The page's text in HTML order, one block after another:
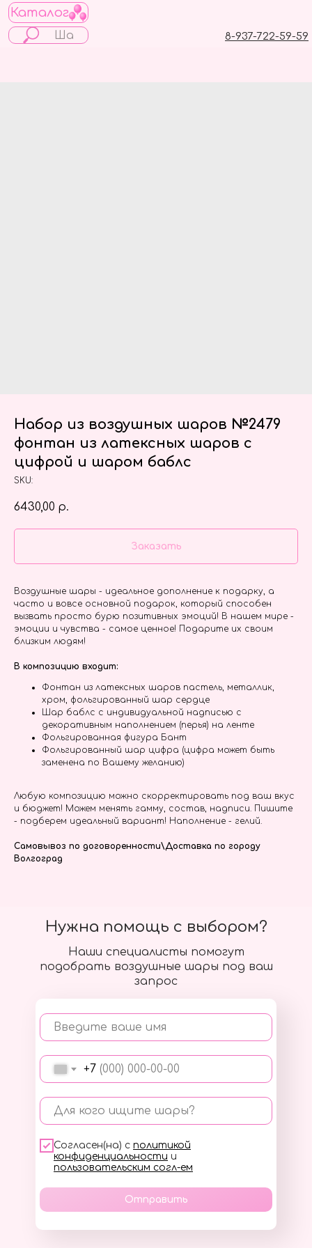
Каталог
8-937-722-59-59
Набор из воздушных шаров №2479
фонтан из латексных шаров с
цифрой и шаром баблс
SKU:
6430,00 р.
Заказать
Воздушные шары - идеальное дополнение к подарку, а
часто и вовсе основной подарок, который способен
вызвать просто бурю позитивных эмоций! В нашем мире -
эмоции и чувства - самое ценное! Подарите их своим
близким людям!
В композицию входит:
Фонтан из латексных шаров пастель, металлик,
хром, фольгированный шар сердце
Шар баблс с индивидуальной надписью с
декоративным наполнением (перья) на ленте
Фольгированная фигура Бант
Фольгированный шар цифра (цифра может быть
заменена по Вашему желанию)
Любую композицию можно скорректировать под ваш вкус
и бюджет! Можем менять гамму, состав, надписи. Пишите
- подберем идеальный вариант! Наполнение - гелий.
Самовывоз по договоренности\Доставка по городу
Волгоград
Наши специалисты помогут
подобрать воздушные шары под ваш
запрос
Введите ваше имя
+7
Для кого ищите шары?
Согласен(на) с политикой
конфиденциальности и
пользовательским согл-ем
Отправить
Нужна помощь с выбором?